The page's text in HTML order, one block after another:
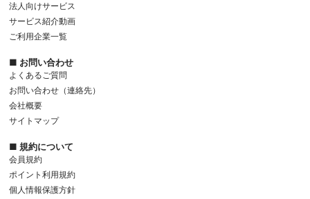
法人向けサービス
サービス紹介動画
ご利用企業一覧
■ お問い合わせ
よくあるご質問
お問い合わせ（連絡先）
会社概要
サイトマップ
■ 規約について
会員規約
ポイント利用規約
個人情報保護方針